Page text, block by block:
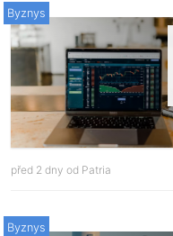
Byznys
před 2 dny od Patria
Byznys